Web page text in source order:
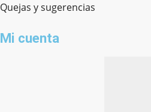
Quejas y sugerencias
Mi cuenta